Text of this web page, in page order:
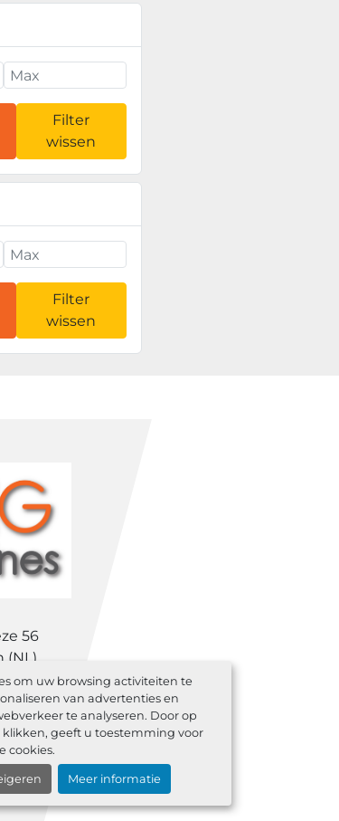
om uw browsing activiteiten te
van advertenties en
te analyseren. Door op
klikken, geeft u toestemming voor
cookies.
Meer informatie
Filter
wissen
Filter
wissen
56
(NL)